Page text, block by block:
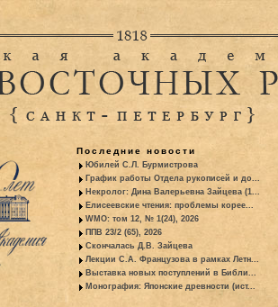
Последние новости
Юбилей С.Л. Бурмистрова
График работы Отдела рукописей и до...
Некролог: Дина Валерьевна Зайцева (1...
Елисеевские чтения: проблемы корее...
WMO: том 12, № 1(24), 2026
ППВ 23/2 (65), 2026
Скончалась Д.В. Зайцева
Лекции С.А. Французова в рамках Летн...
Выставка новых поступлений в Библи...
Монография: Японские древности (ист...